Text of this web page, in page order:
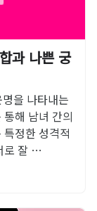
과 나쁜 궁
을 나타내는
해 남녀 간의
정한 성격적
로 잘 …